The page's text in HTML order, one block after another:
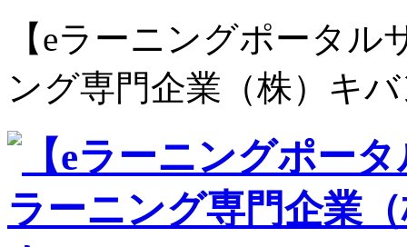
【eラーニングポータル
ング専門企業（株）キ